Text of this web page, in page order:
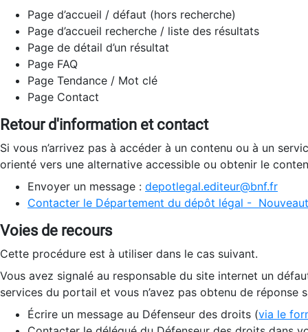
Page d’accueil / défaut (hors recherche)
Page d’accueil recherche / liste des résultats
Page de détail d’un résultat
Page FAQ
Page Tendance / Mot clé
Page Contact
Retour d'information et contact
Si vous n’arrivez pas à accéder à un contenu ou à un
orienté vers une alternative accessible ou obtenir le
Envoyer un message : depotlegal.editeur@bnf.fr
Contacter le Département du dépôt légal -
Voies de recours
Cette procédure est à utiliser dans le cas suivant.
Vous avez signalé au responsable du site internet un
services du portail et vous n’avez pas obtenu de réponse
Écrire un message au Défenseur des droits (via le